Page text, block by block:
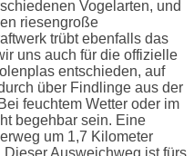
Vogelarten, und
riesengroße
trübt ebenfalls das
uns auch für die offizielle
entschieden, auf
über Findlinge aus der
feuchtem Wetter oder im
begehbar sein. Eine
um 1,7 Kilometer